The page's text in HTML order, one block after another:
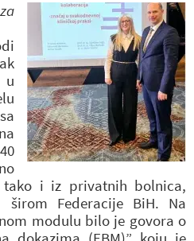
u
tako i iz privatnih bolnica,
Federacije BiH. Na
modulu bilo je govora o